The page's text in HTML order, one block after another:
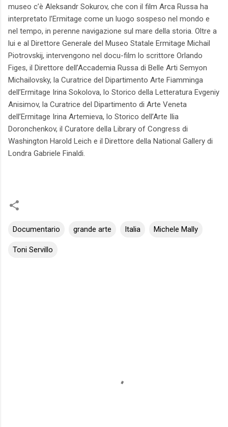
museo c’è Aleksandr Sokurov, che con il film Arca Russa ha
interpretato l’Ermitage come un luogo sospeso nel mondo e
nel tempo, in perenne navigazione sul mare della storia. Oltre a
lui e al Direttore Generale del Museo Statale Ermitage Michail
Piotrovskij, intervengono nel docu-film lo scrittore Orlando
Figes, il Direttore dell’Accademia Russa di Belle Arti Semyon
Michailovsky, la Curatrice del Dipartimento Arte Fiamminga
dell’Ermitage Irina Sokolova, lo Storico della Letteratura Evgeniy
Anisimov, la Curatrice del Dipartimento di Arte Veneta
dell’Ermitage Irina Artemieva, lo Storico dell’Arte Ilia
Doronchenkov, il Curatore della Library of Congress di
Washington Harold Leich e il Direttore della National Gallery di
Londra Gabriele Finaldi.
Documentario grande arte Italia Michele Mally
Toni Servillo